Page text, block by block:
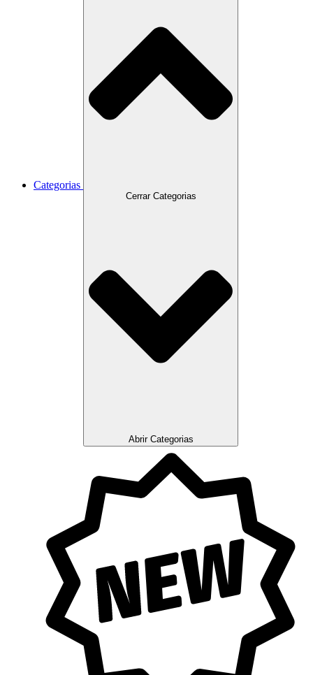
Categorias
Cerrar Categorias
Abrir Categorias